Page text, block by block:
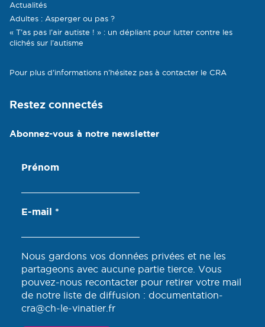
Actualités
Adultes : Asperger ou pas ?
« T’as pas l’air autiste ! » : un dépliant pour lutter contre les
clichés sur l’autisme
Pour plus d’informations n’hésitez pas à contacter le CRA
Restez connectés
Abonnez-vous à notre newsletter
Prénom
E-mail *
Nous gardons vos données privées et ne les
partageons avec aucune partie tierce. Vous
pouvez-nous recontacter pour retirer votre mail
de notre liste de diffusion : documentation-
cra@ch-le-vinatier.fr